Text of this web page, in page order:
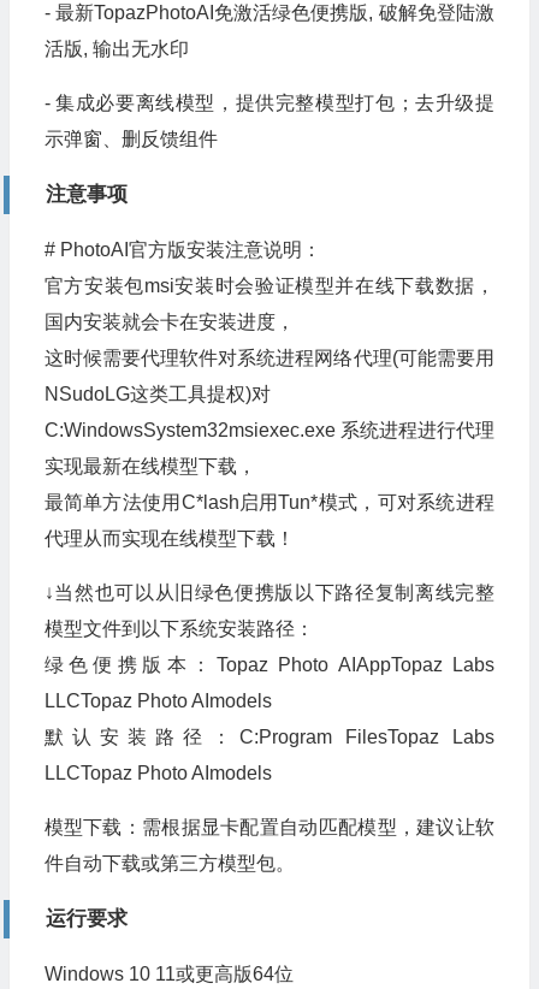
- 最新TopazPhotoAI免激活绿色便携版, 破解免登陆激
活版, 输出无水印
- 集成必要离线模型，提供完整模型打包；去升级提
示弹窗、删反馈组件
注意事项
# PhotoAI官方版安装注意说明：
官方安装包msi安装时会验证模型并在线下载数据，
国内安装就会卡在安装进度，
这时候需要代理软件对系统进程网络代理(可能需要用
NSudoLG这类工具提权)对
C:WindowsSystem32msiexec.exe 系统进程进行代理
实现最新在线模型下载，
最简单方法使用C*lash启用Tun*模式，可对系统进程
代理从而实现在线模型下载！
↓当然也可以从旧绿色便携版以下路径复制离线完整
模型文件到以下系统安装路径：
绿色便携版本：Topaz Photo AIAppTopaz Labs
LLCTopaz Photo AImodels
默认安装路径：C:Program FilesTopaz Labs
LLCTopaz Photo AImodels
模型下载：需根据显卡配置自动匹配模型，建议让软
件自动下载或第三方模型包。
运行要求
Windows 10 11或更高版64位